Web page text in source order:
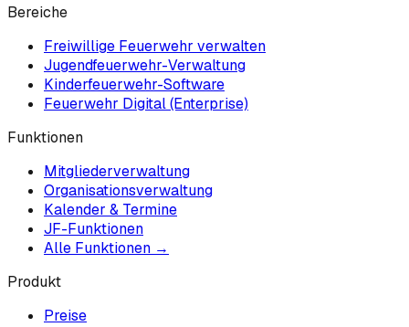
Bereiche
Freiwillige Feuerwehr verwalten
Jugendfeuerwehr-Verwaltung
Kinderfeuerwehr-Software
Feuerwehr Digital (Enterprise)
Funktionen
Mitgliederverwaltung
Organisationsverwaltung
Kalender & Termine
JF-Funktionen
Alle Funktionen →
Produkt
Preise